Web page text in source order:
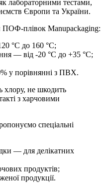
лабораторними тестами,
Європи та України.
ПОФ-плівок Manupackaging:
°C до 160 °C;
— від -20 °C до +35 °C;
у порівнянні з ПВХ.
хлору, не шкодить
з харчовими
спеціальні
— для делікатних
продуктів;
продукції.